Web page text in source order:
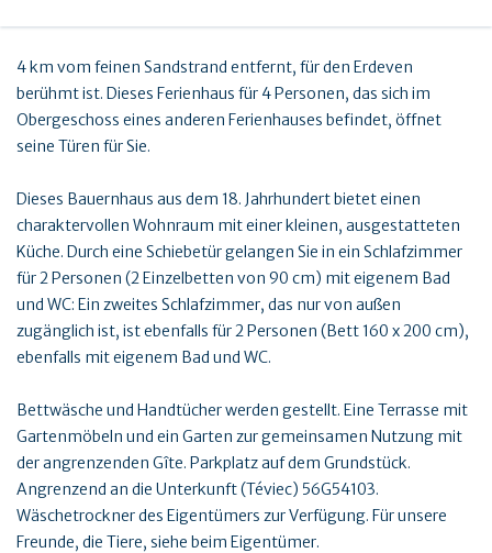
4 km vom feinen Sandstrand entfernt, für den Erdeven
berühmt ist. Dieses Ferienhaus für 4 Personen, das sich im
Obergeschoss eines anderen Ferienhauses befindet, öffnet
seine Türen für Sie.
Dieses Bauernhaus aus dem 18. Jahrhundert bietet einen
charaktervollen Wohnraum mit einer kleinen, ausgestatteten
Küche. Durch eine Schiebetür gelangen Sie in ein Schlafzimmer
für 2 Personen (2 Einzelbetten von 90 cm) mit eigenem Bad
und WC: Ein zweites Schlafzimmer, das nur von außen
zugänglich ist, ist ebenfalls für 2 Personen (Bett 160 x 200 cm),
ebenfalls mit eigenem Bad und WC.
Bettwäsche und Handtücher werden gestellt. Eine Terrasse mit
Gartenmöbeln und ein Garten zur gemeinsamen Nutzung mit
der angrenzenden Gîte. Parkplatz auf dem Grundstück.
Angrenzend an die Unterkunft (Téviec) 56G54103.
Wäschetrockner des Eigentümers zur Verfügung. Für unsere
Freunde, die Tiere, siehe beim Eigentümer.